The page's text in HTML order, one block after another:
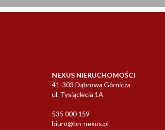
NEXUS NIERUCHOMOŚCI
41-303 Dąbrowa Górnicza
ul. Tysiąclecia 1A
535 000 159
biuro@bn-nexus.pl